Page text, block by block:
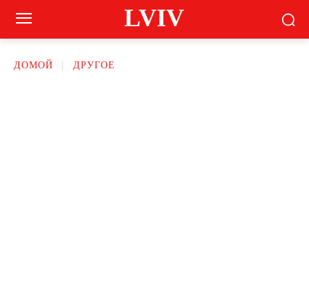
LVIV
ДОМОЙ ДРУГОЕ